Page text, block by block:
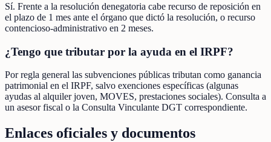
Sí. Frente a la resolución denegatoria cabe recurso de reposición en
el plazo de 1 mes ante el órgano que dictó la resolución, o recurso
contencioso-administrativo en 2 meses.
¿Tengo que tributar por la ayuda en el IRPF?
Por regla general las subvenciones públicas tributan como ganancia
patrimonial en el IRPF, salvo exenciones específicas (algunas
ayudas al alquiler joven, MOVES, prestaciones sociales). Consulta a
un asesor fiscal o la Consulta Vinculante DGT correspondiente.
Enlaces oficiales y documentos